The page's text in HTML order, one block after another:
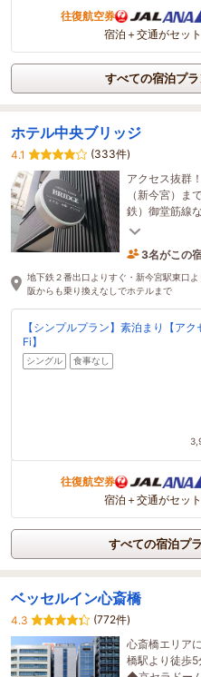
往復航空券
宿泊＋交通がセッ
すべての宿泊プラ
ホテル中央ブリッジ
4.1
(333件)
アクセス抜群
（新今宮）ま
鉄）御堂筋線
阪20分・梅田
3名がこの
35分前に
地下鉄２番出口よりすぐ・新今宮駅東口
阪からも乗り換えなしでホテルまで
【シンプルプラン】素泊まり【ア
Fi】
シングル 食事なし
往復航空券
宿泊＋交通がセッ
すべての宿泊プ
ベッセルイン心斎橋
4.3
(772件)
心斎橋エリア
橋駅より徒歩